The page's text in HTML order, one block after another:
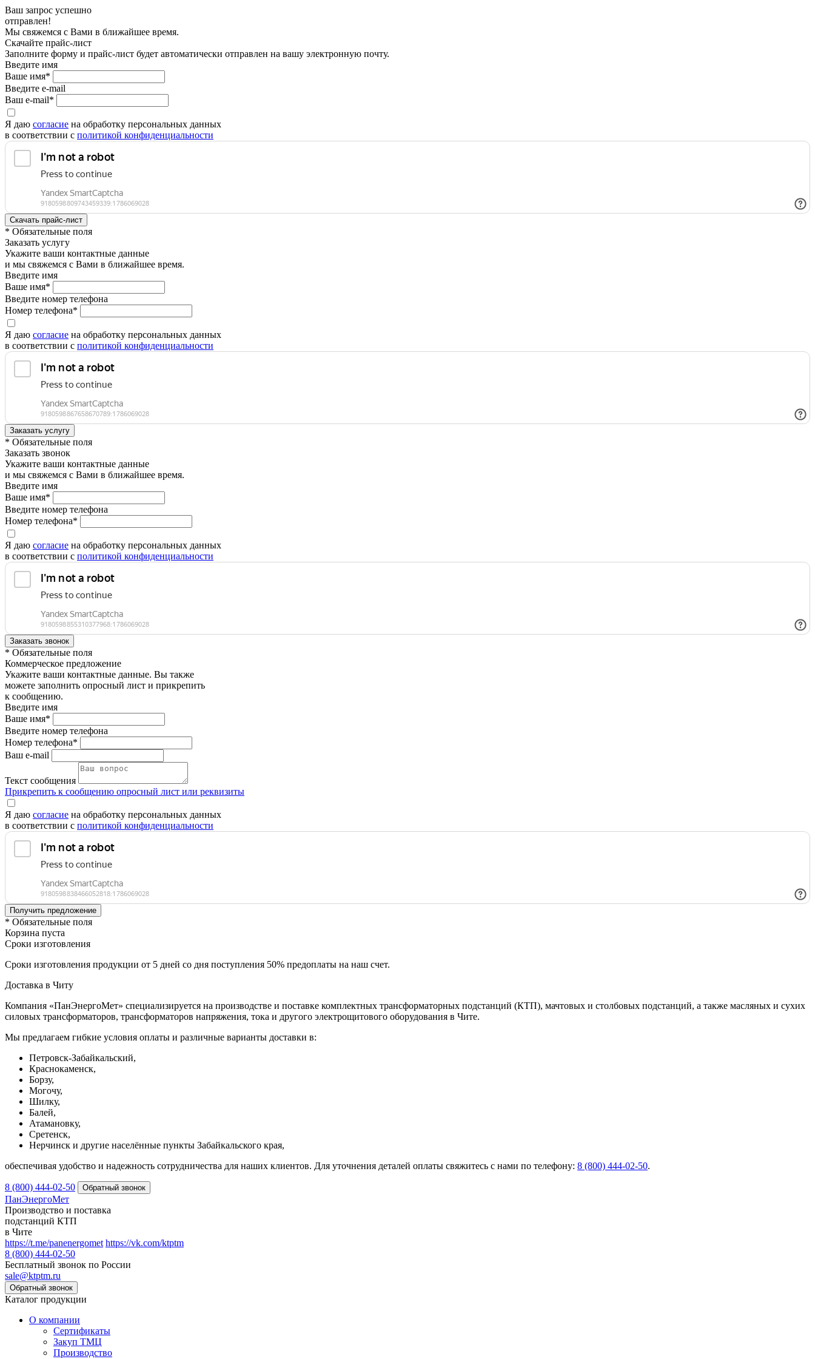
Ваш запрос успешно
отправлен!
Мы свяжемся с Вами в ближайшее время.
Скачайте прайс-лист
Заполните форму и прайс-лист будет автоматически отправлен на вашу электронную почту.
Введите имя
Ваше имя*
Введите e-mail
Ваш e-mail*
Я даю согласие на обработку персональных данных
в соответствии с политикой конфиденциальности
* Обязательные поля
Заказать услугу
Укажите ваши контактные данные
и мы свяжемся с Вами в ближайшее время.
Введите имя
Ваше имя*
Введите номер телефона
Номер телефона*
Я даю согласие на обработку персональных данных
в соответствии с политикой конфиденциальности
* Обязательные поля
Заказать звонок
Укажите ваши контактные данные
и мы свяжемся с Вами в ближайшее время.
Введите имя
Ваше имя*
Введите номер телефона
Номер телефона*
Я даю согласие на обработку персональных данных
в соответствии с политикой конфиденциальности
* Обязательные поля
Коммерческое предложение
Укажите ваши контактные данные. Вы также
можете заполнить опросный лист и прикрепить
к сообщению.
Введите имя
Ваше имя*
Введите номер телефона
Номер телефона*
Ваш e-mail
Текст сообщения
Прикрепить к сообщению опросный лист или реквизиты
Я даю согласие на обработку персональных данных
в соответствии с политикой конфиденциальности
* Обязательные поля
Корзина пуста
Сроки изготовления
Сроки изготовления продукции от 5 дней со дня поступления 50% предоплаты на наш счет.
Доставка в Читу
Компания «ПанЭнергоМет» специализируется на производстве и поставке комплектных трансформаторных подстанций (КТП), мачтовых и столбовых подстанций, а также масляных и сухих
силовых трансформаторов, трансформаторов напряжения, тока и другого электрощитового оборудования в Чите.
Мы предлагаем гибкие условия оплаты и различные варианты доставки в:
Петровск-Забайкальский,
Краснокаменск,
Борзу,
Могочу,
Шилку,
Балей,
Атамановку,
Сретенск,
Нерчинск и другие населённые пункты Забайкальского края,
обеспечивая удобство и надежность сотрудничества для наших клиентов. Для уточнения деталей оплаты свяжитесь с нами по телефону: 8 (800) 444-02-50.
8 (800) 444-02-50
ПанЭнергоМет
Производство и поставка
подстанций КТП
в Чите
https://t.me/panenergomet https://vk.com/ktptm
8 (800) 444-02-50
Бесплатный звонок по России
sale@ktptm.ru
Каталог продукции
О компании
Сертификаты
Закуп ТМЦ
Производство